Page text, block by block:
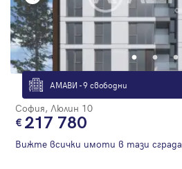
АМАВИ - 9 свободни
София, Люлин 10
217 780
Вижте всички имоти в тази сграда